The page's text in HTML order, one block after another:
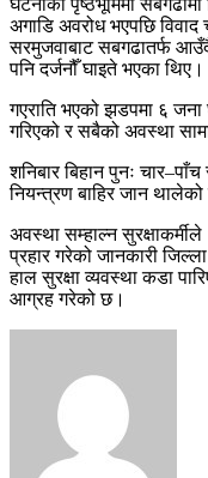
अगाडि अवरोध भएपछि विवाद
सरमुजवाबाट सबगढातर्फ
पनि दर्जनौँ घाइते भएका थिए।
गएराति भएको झडपमा ६
गरिएको र सबैको अवस्था
शनिबार बिहान पुनः
नियन्त्रण बाहिर जान थालेको
अवस्था सम्हाल्न
प्रहार गरेको जानकारी
हाल सुरक्षा व्यवस्था कडा
आग्रह गरेको छ।